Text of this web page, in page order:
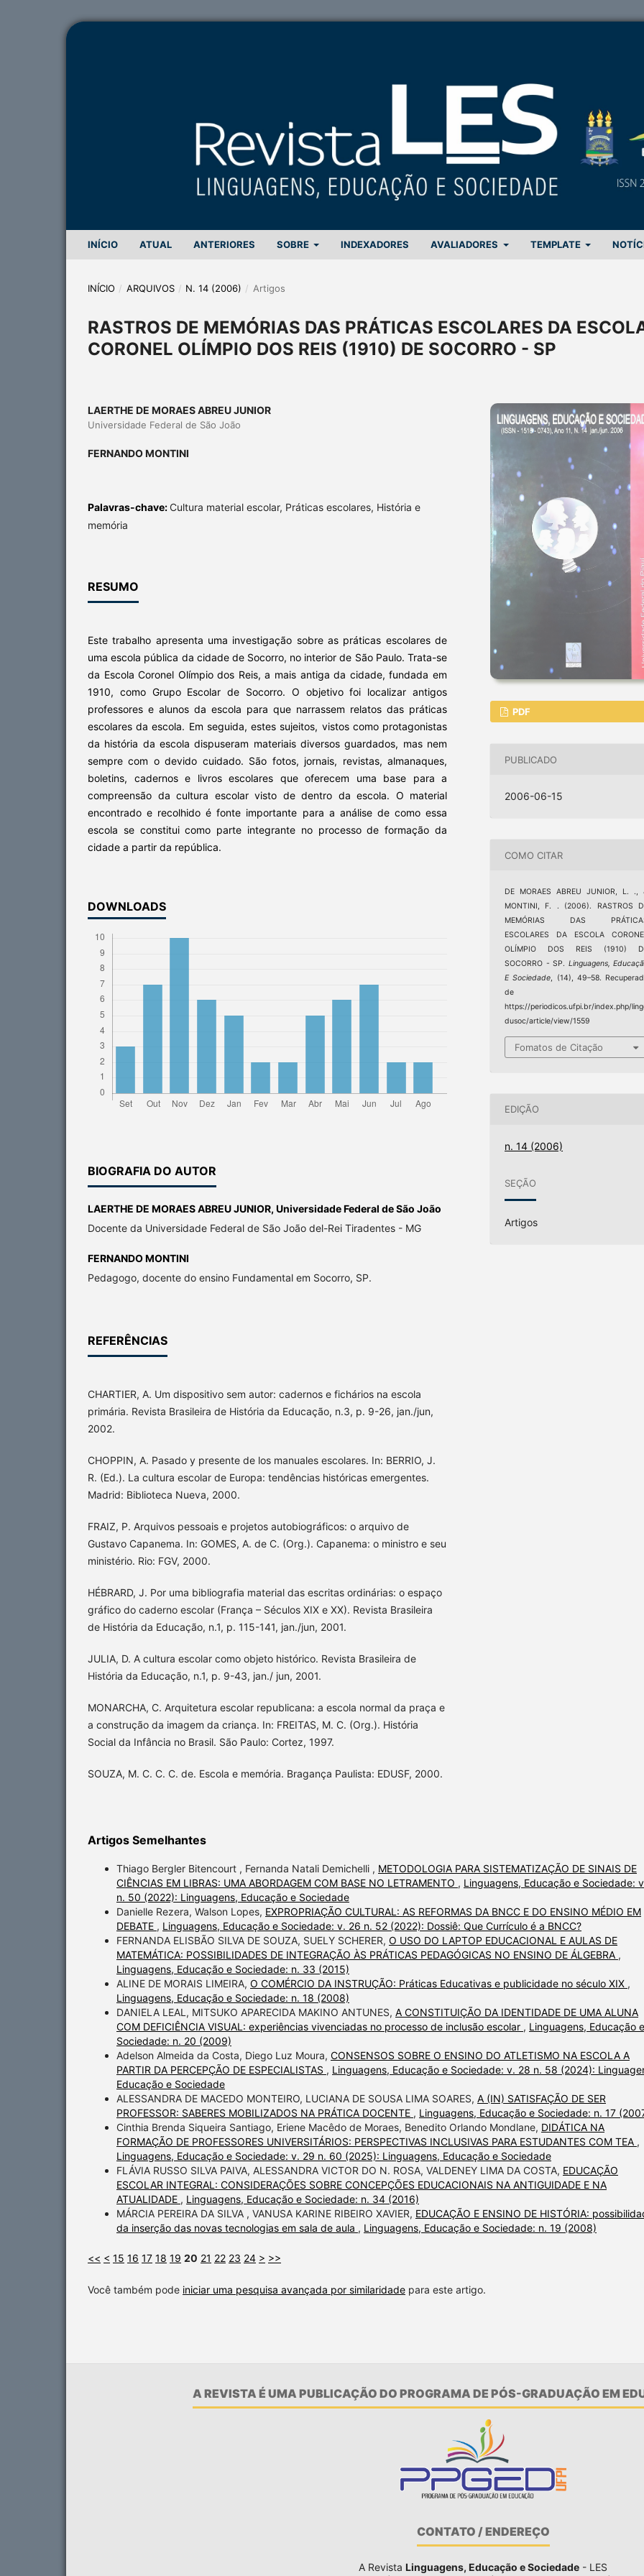
INÍCIO ATUAL ANTERIORES SOBRE INDEXADORES AVALIADORES TEMPLATE
INÍCIO / ARQUIVOS / N. 14 (2006) / Artigos
RASTROS DE MEMÓRIAS DAS PRÁTICAS ESCOLARES DA
CORONEL OLÍMPIO DOS REIS (1910) DE SOCORRO - SP
LAERTHE DE MORAES ABREU JUNIOR
Universidade Federal de São João
FERNANDO MONTINI
Palavras-chave: Cultura material escolar, Práticas escolares, História e
memória
RESUMO
Este trabalho apresenta uma investigação sobre as práticas escolares de
uma escola pública da cidade de Socorro, no interior de São Paulo. Trata-se
da Escola Coronel Olímpio dos Reis, a mais antiga da cidade, fundada em
1910, como Grupo Escolar de Socorro. O objetivo foi localizar antigos
professores e alunos da escola para que narrassem relatos das práticas
escolares da escola. Em seguida, estes sujeitos, vistos como protagonistas
da história da escola dispuseram materiais diversos guardados, mas nem
sempre com o devido cuidado. São fotos, jornais, revistas, almanaques,
boletins, cadernos e livros escolares que oferecem uma base para a
compreensão da cultura escolar visto de dentro da escola. O material
encontrado e recolhido é fonte importante para a análise de como essa
escola se constitui como parte integrante no processo de formação da
cidade a partir da república.
DOWNLOADS
BIOGRAFIA DO AUTOR
LAERTHE DE MORAES ABREU JUNIOR, Universidade Federal de São João
Docente da Universidade Federal de São João del-Rei Tiradentes - MG
FERNANDO MONTINI
Pedagogo, docente do ensino Fundamental em Socorro, SP.
REFERÊNCIAS
CHARTIER, A. Um dispositivo sem autor: cadernos e fichários na escola
primária. Revista Brasileira de História da Educação, n.3, p. 9-26, jan./jun,
2002.
CHOPPIN, A. Pasado y presente de los manuales escolares. In: BERRIO, J.
R. (Ed.). La cultura escolar de Europa: tendências históricas emergentes.
Madrid: Biblioteca Nueva, 2000.
FRAIZ, P. Arquivos pessoais e projetos autobiográficos: o arquivo de
Gustavo Capanema. In: GOMES, A. de C. (Org.). Capanema: o ministro e seu
ministério. Rio: FGV, 2000.
HÉBRARD, J. Por uma bibliografia material das escritas ordinárias: o espaço
gráfico do caderno escolar (França – Séculos XIX e XX). Revista Brasileira
de História da Educação, n.1, p. 115-141, jan./jun, 2001.
JULIA, D. A cultura escolar como objeto histórico. Revista Brasileira de
História da Educação, n.1, p. 9-43, jan./ jun, 2001.
MONARCHA, C. Arquitetura escolar republicana: a escola normal da praça e
a construção da imagem da criança. In: FREITAS, M. C. (Org.). História
Social da Infância no Brasil. São Paulo: Cortez, 1997.
SOUZA, M. C. C. C. de. Escola e memória. Bragança Paulista: EDUSF, 2000.
PDF
PUBLICADO
2006-06-15
COMO CITAR
DE MORAES ABREU JUNIOR, L. .,
MONTINI, F. . (2006). RASTROS
MEMÓRIAS DAS
ESCOLARES DA ESCOLA
OLÍMPIO DOS REIS (1910)
SOCORRO - SP. Linguagens,
E Sociedade, (14), 49–58.
de
https://periodicos.ufpi.br/index.php/
dusoc/article/view/1559
Fomatos de Citação
EDIÇÃO
n. 14 (2006)
SEÇÃO
Artigos
Artigos Semelhantes
Thiago Bergler Bitencourt , Fernanda Natali Demichelli , METODOLOGIA PARA SISTEMATIZAÇÃO DE SINAIS DE
CIÊNCIAS EM LIBRAS: UMA ABORDAGEM COM BASE NO LETRAMENTO , Linguagens, Educação e Sociedade:
n. 50 (2022): Linguagens, Educação e Sociedade
Danielle Rezera, Walson Lopes, EXPROPRIAÇÃO CULTURAL: AS REFORMAS DA BNCC E DO ENSINO MÉDIO EM
DEBATE , Linguagens, Educação e Sociedade: v. 26 n. 52 (2022): Dossiê: Que Currículo é a BNCC?
FERNANDA ELISBÃO SILVA DE SOUZA, SUELY SCHERER, O USO DO LAPTOP EDUCACIONAL E AULAS DE
MATEMÁTICA: POSSIBILIDADES DE INTEGRAÇÃO ÀS PRÁTICAS PEDAGÓGICAS NO ENSINO DE ÁLGEBRA ,
Linguagens, Educação e Sociedade: n. 33 (2015)
ALINE DE MORAIS LIMEIRA, O COMÉRCIO DA INSTRUÇÃO: Práticas Educativas e publicidade no século XIX ,
Linguagens, Educação e Sociedade: n. 18 (2008)
DANIELA LEAL, MITSUKO APARECIDA MAKINO ANTUNES, A CONSTITUIÇÃO DA IDENTIDADE DE UMA ALUNA
COM DEFICIÊNCIA VISUAL: experiências vivenciadas no processo de inclusão escolar , Linguagens, Educação e
Sociedade: n. 20 (2009)
Adelson Almeida da Costa, Diego Luz Moura, CONSENSOS SOBRE O ENSINO DO ATLETISMO NA ESCOLA A
PARTIR DA PERCEPÇÃO DE ESPECIALISTAS , Linguagens, Educação e Sociedade: v. 28 n. 58 (2024):
Educação e Sociedade
ALESSANDRA DE MACEDO MONTEIRO, LUCIANA DE SOUSA LIMA SOARES, A (IN) SATISFAÇÃO DE SER
PROFESSOR: SABERES MOBILIZADOS NA PRÁTICA DOCENTE , Linguagens, Educação e Sociedade: n. 17
Cinthia Brenda Siqueira Santiago, Eriene Macêdo de Moraes, Benedito Orlando Mondlane, DIDÁTICA NA
FORMAÇÃO DE PROFESSORES UNIVERSITÁRIOS: PERSPECTIVAS INCLUSIVAS PARA ESTUDANTES COM TEA ,
Linguagens, Educação e Sociedade: v. 29 n. 60 (2025): Linguagens, Educação e Sociedade
FLÁVIA RUSSO SILVA PAIVA, ALESSANDRA VICTOR DO N. ROSA, VALDENEY LIMA DA COSTA, EDUCAÇÃO
ESCOLAR INTEGRAL: CONSIDERAÇÕES SOBRE CONCEPÇÕES EDUCACIONAIS NA ANTIGUIDADE E NA
ATUALIDADE , Linguagens, Educação e Sociedade: n. 34 (2016)
MÁRCIA PEREIRA DA SILVA , VANUSA KARINE RIBEIRO XAVIER, EDUCAÇÃO E ENSINO DE HISTÓRIA:
da inserção das novas tecnologias em sala de aula , Linguagens, Educação e Sociedade: n. 19 (2008)
<< < 15 16 17 18 19 20 21 22 23 24 > >>
Você também pode iniciar uma pesquisa avançada por similaridade para este artigo.
A REVISTA É UMA PUBLICAÇÃO DO PROGRAMA DE PÓS-GRADUAÇÃO EM
CONTATO / ENDEREÇO
A Revista Linguagens, Educação e Sociedade - LES